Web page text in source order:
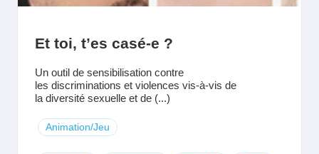
Et toi, t’es casé-e ?
Un outil de sensibilisation contre
les discriminations et violences vis-à-vis de
la diversité sexuelle et de (...)
Animation/Jeu